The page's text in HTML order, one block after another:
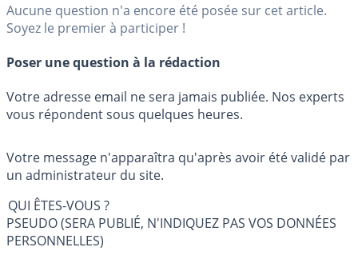
Aucune question n'a encore été posée sur cet article.
Soyez le premier à participer !
Poser une question à la rédaction
Votre adresse email ne sera jamais publiée. Nos experts
vous répondent sous quelques heures.
Votre message n'apparaîtra qu'après avoir été validé par
un administrateur du site.
QUI ÊTES-VOUS ?
PSEUDO (SERA PUBLIÉ, N'INDIQUEZ PAS VOS DONNÉES
PERSONNELLES)